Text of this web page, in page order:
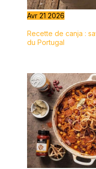
Avr 21 2026
Recette de canja :
du Portugal